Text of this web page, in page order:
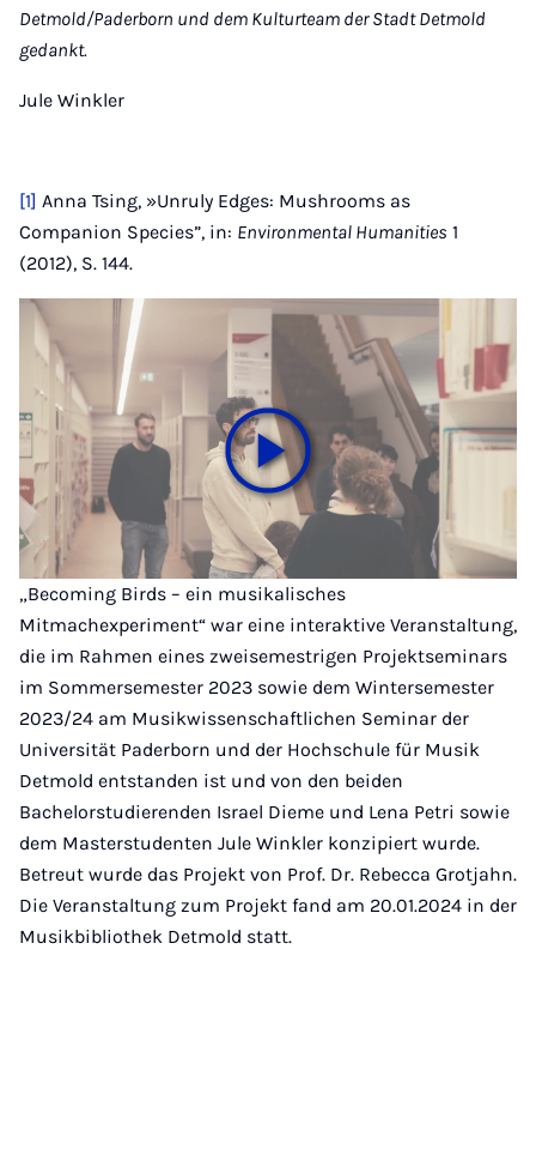
Detmold/Paderborn und dem Kulturteam der Stadt Detmold
gedankt.
Jule Winkler
[1] Anna Tsing, »Unruly Edges: Mushrooms as
Companion Species”, in: Environmental Humanities 1
(2012), S. 144.
„Becoming Birds – ein musikalisches
Mitmachexperiment“ war eine interaktive Veranstaltung,
die im Rahmen eines zweisemestrigen Projektseminars
im Sommersemester 2023 sowie dem Wintersemester
2023/24 am Musikwissenschaftlichen Seminar der
Universität Paderborn und der Hochschule für Musik
Detmold entstanden ist und von den beiden
Bachelorstudierenden Israel Dieme und Lena Petri sowie
dem Masterstudenten Jule Winkler konzipiert wurde.
Betreut wurde das Projekt von Prof. Dr. Rebecca Grotjahn.
Die Veranstaltung zum Projekt fand am 20.01.2024 in der
Musikbibliothek Detmold statt.